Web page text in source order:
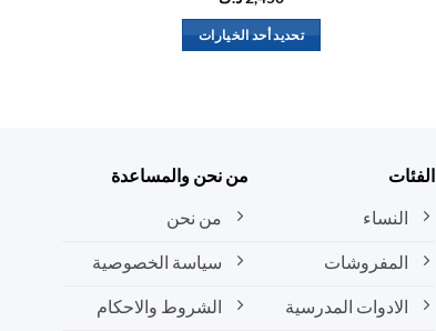
تحديد أحد الخيارات
لهذا
المنتج.
اختيار
الفئات
النساء
المفروشات
الادوات المدرسية
من نحن والمساعدة
من نحن
سياسة الخصوصية
الشروط والاحكام